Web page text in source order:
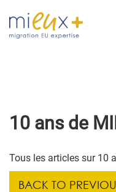
10 ans de
Tous les articles sur 10
BACK TO